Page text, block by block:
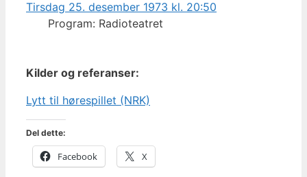
Tirsdag 25. desember 1973 kl. 20:50
Program: Radioteatret
Kilder og referanser:
Lytt til hørespillet (NRK)
Del dette:
Facebook X